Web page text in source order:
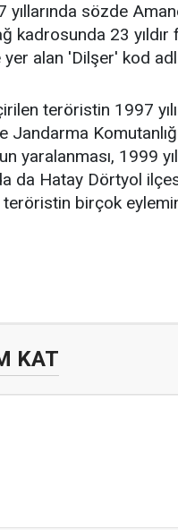
sözde
kadrosunda 23
alan 'Dilşer' kod
teröristin 1997
Jandarma
yaralanması, 1999
da Hatay Dörtyol
teröristin birçok
KAT